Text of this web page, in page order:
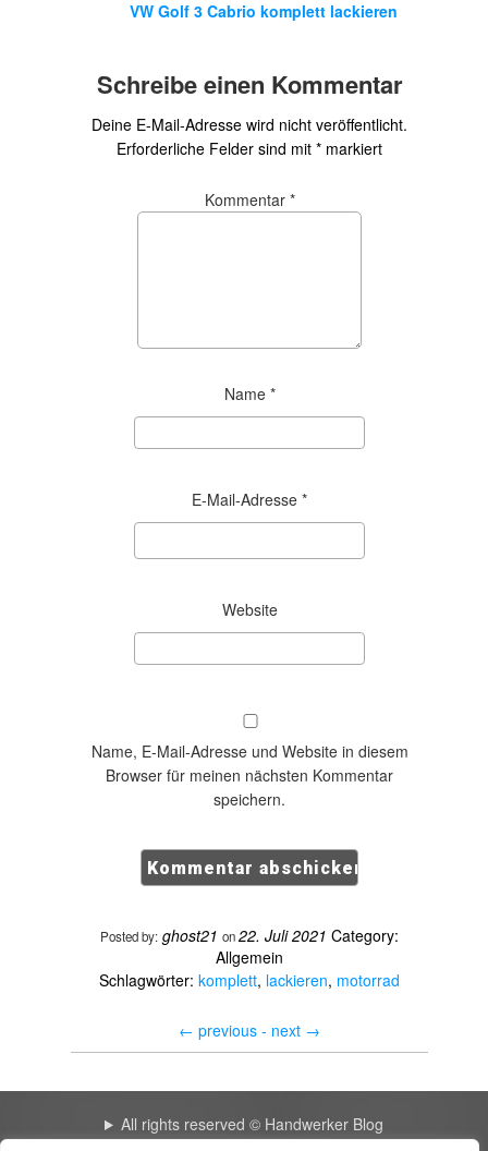
VW Golf 3 Cabrio komplett lackieren
Schreibe einen Kommentar
Deine E-Mail-Adresse wird nicht veröffentlicht.
Erforderliche Felder sind mit * markiert
Kommentar *
Name *
E-Mail-Adresse *
Website
Name, E-Mail-Adresse und Website in diesem
Browser für meinen nächsten Kommentar
speichern.
Posted by: ghost21 on22. Juli 2021 Category:
Allgemein
Schlagwörter: komplett, lackieren, motorrad
← previous - next →
All rights reserved © Handwerker Blog